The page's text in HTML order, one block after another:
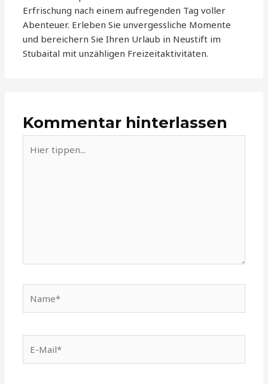
Erfrischung nach einem aufregenden Tag voller
Abenteuer. Erleben Sie unvergessliche Momente
und bereichern Sie Ihren Urlaub in Neustift im
Stubaital mit unzähligen Freizeitaktivitäten.
Kommentar hinterlassen
tippen...
Mail*